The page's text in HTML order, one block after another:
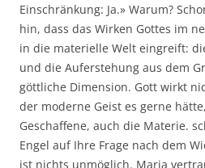
Einschränkung: Ja.» Warum?
hin, dass das Wirken Gottes im
in die materielle Welt eingreift:
und die Auferstehung aus dem
göttliche Dimension. Gott wirkt
der moderne Geist es gerne
Geschaffene, auch die Materie.
Engel auf Ihre Frage nach dem
ist nichts unmöglich. Maria